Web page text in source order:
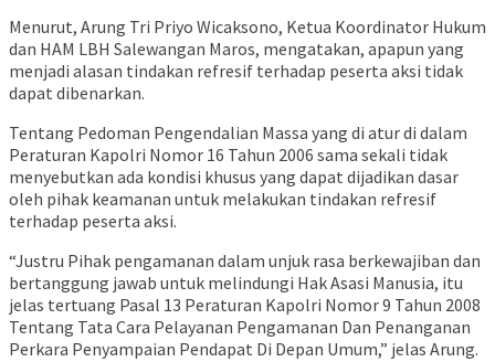
Menurut, Arung Tri Priyo Wicaksono, Ketua Koordinator Hukum
dan HAM LBH Salewangan Maros, mengatakan, apapun yang
menjadi alasan tindakan refresif terhadap peserta aksi tidak
dapat dibenarkan.
Tentang Pedoman Pengendalian Massa yang di atur di dalam
Peraturan Kapolri Nomor 16 Tahun 2006 sama sekali tidak
menyebutkan ada kondisi khusus yang dapat dijadikan dasar
oleh pihak keamanan untuk melakukan tindakan refresif
terhadap peserta aksi.
“Justru Pihak pengamanan dalam unjuk rasa berkewajiban dan
bertanggung jawab untuk melindungi Hak Asasi Manusia, itu
jelas tertuang Pasal 13 Peraturan Kapolri Nomor 9 Tahun 2008
Tentang Tata Cara Pelayanan Pengamanan Dan Penanganan
Perkara Penyampaian Pendapat Di Depan Umum,” jelas Arung.